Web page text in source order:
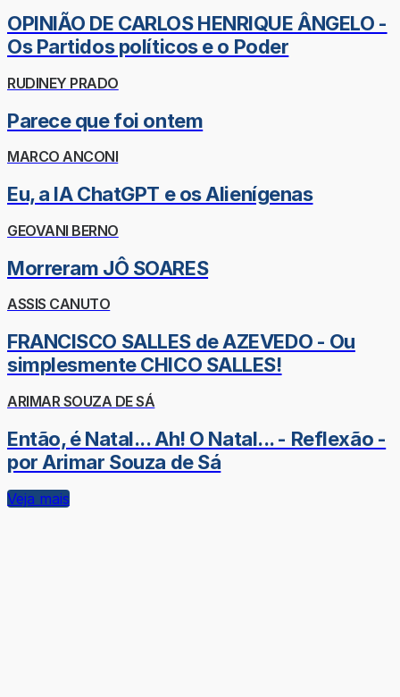
OPINIÃO DE CARLOS HENRIQUE ÂNGELO -
Os Partidos políticos e o Poder
RUDINEY PRADO
Parece que foi ontem
MARCO ANCONI
Eu, a IA ChatGPT e os Alienígenas
GEOVANI BERNO
Morreram JÔ SOARES
ASSIS CANUTO
FRANCISCO SALLES de AZEVEDO - Ou
simplesmente CHICO SALLES!
ARIMAR SOUZA DE SÁ
Então, é Natal... Ah! O Natal... - Reflexão -
por Arimar Souza de Sá
Veja mais